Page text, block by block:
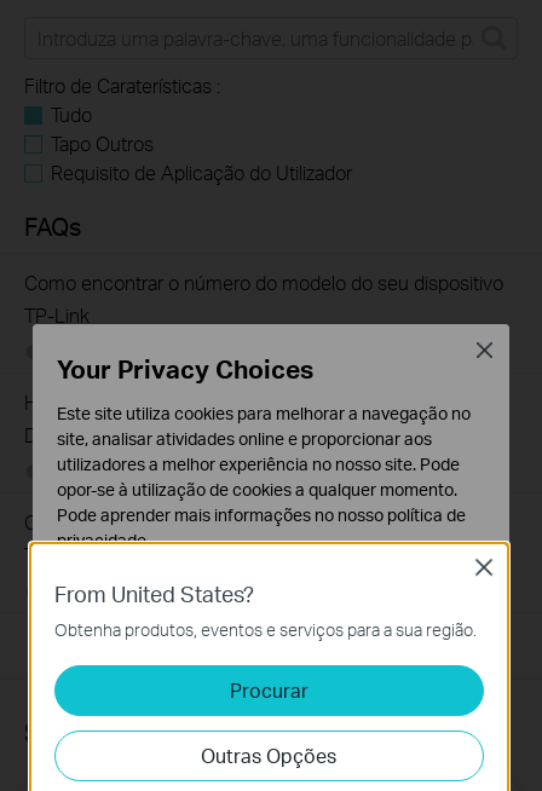
Filtro de Caraterísticas :
Tudo
Tapo Outros
Requisito de Aplicação do Utilizador
FAQs
Como encontrar o número do modelo do seu dispositivo
TP-Link
How to Find the Serial Number (S/N) on Your TP-Link
Device
03-19-2013 489175 views
Como identificar a versão de hardware num dispositivo
TP-Link?
09-06-2011 25765498views
Subscrição
From United States?
Obtenha produtos, eventos e serviços para a sua região.
Procurar
Outras Opções
Close
Your Privacy Choices
Este site utiliza cookies para melhorar a navegação no
site, analisar atividades online e proporcionar aos
utilizadores a melhor experiência no nosso site. Pode
opor-se à utilização de cookies a qualquer momento.
Pode aprender mais informações no nosso política de
privacidade.
Cookies Básicos
Os cookies são necessários para o funcionamento do
website e não podem ser desativados nos seus
Cookies de Análise e Marketing
Os cookies de analise permite-nos analisar as suas
atividades no nosso website para melhorar e ajustar a
funcionalidade do nosso website.
Close